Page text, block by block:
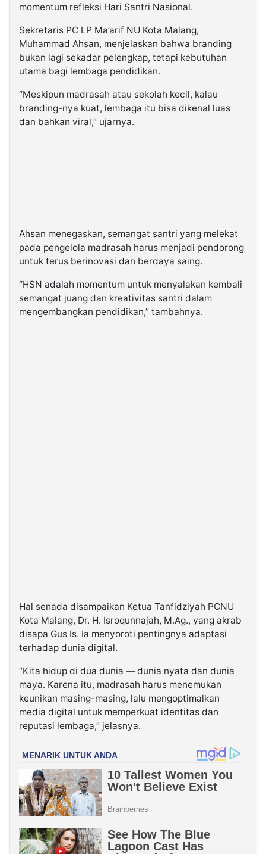
momentum refleksi Hari Santri Nasional.
Sekretaris PC LP Ma’arif NU Kota Malang,
Muhammad Ahsan, menjelaskan bahwa branding
bukan lagi sekadar pelengkap, tetapi kebutuhan
utama bagi lembaga pendidikan.
“Meskipun madrasah atau sekolah kecil, kalau
branding-nya kuat, lembaga itu bisa dikenal luas
dan bahkan viral,” ujarnya.
Ahsan menegaskan, semangat santri yang melekat
pada pengelola madrasah harus menjadi pendorong
untuk terus berinovasi dan berdaya saing.
“HSN adalah momentum untuk menyalakan kembali
semangat juang dan kreativitas santri dalam
mengembangkan pendidikan,” tambahnya.
Hal senada disampaikan Ketua Tanfidziyah PCNU
Kota Malang, Dr. H. Isroqunnajah, M.Ag., yang akrab
disapa Gus Is. Ia menyoroti pentingnya adaptasi
terhadap dunia digital.
“Kita hidup di dua dunia — dunia nyata dan dunia
maya. Karena itu, madrasah harus menemukan
keunikan masing-masing, lalu mengoptimalkan
media digital untuk memperkuat identitas dan
reputasi lembaga,” jelasnya.